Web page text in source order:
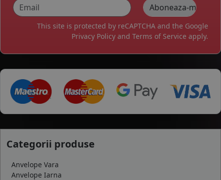
This site is protected by reCAPTCHA and the Google
Privacy Policy and Terms of Service apply.
Categorii produse
Anvelope Vara
Anvelope Iarna